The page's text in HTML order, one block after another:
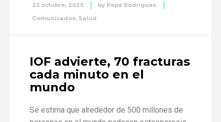
23 octubre, 2025 by Pepe Rodriguez
Comunicados, Salud
IOF advierte, 70 fracturas
cada minuto en el
mundo
Se estima que alrededor de 500 millones de